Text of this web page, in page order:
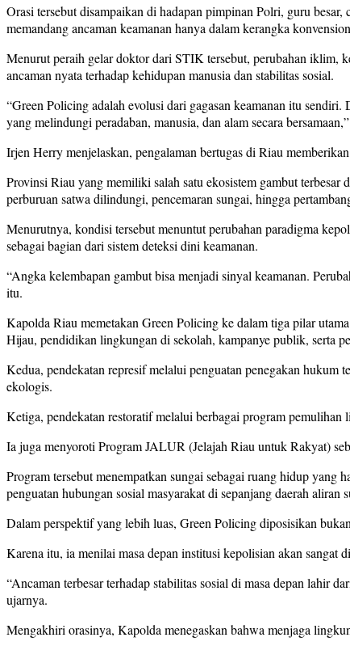
Orasi tersebut disampaikan di hadapan pimpinan Polri, guru
memandang ancaman keamanan hanya dalam kerangka
Menurut peraih gelar doktor dari STIK tersebut, perubahan iklim,
ancaman nyata terhadap kehidupan manusia dan stabilitas sosial.
“Green Policing adalah evolusi dari gagasan keamanan itu
yang melindungi peradaban, manusia, dan alam secara
Irjen Herry menjelaskan, pengalaman bertugas di Riau
Provinsi Riau yang memiliki salah satu ekosistem gambut
perburuan satwa dilindungi, pencemaran sungai, hingga
Menurutnya, kondisi tersebut menuntut perubahan paradigma
sebagai bagian dari sistem deteksi dini keamanan.
“Angka kelembapan gambut bisa menjadi sinyal keamanan.
itu.
Kapolda Riau memetakan Green Policing ke dalam tiga pilar
Hijau, pendidikan lingkungan di sekolah, kampanye publik, serta
Kedua, pendekatan represif melalui penguatan penegakan hukum
ekologis.
Ketiga, pendekatan restoratif melalui berbagai program
Ia juga menyoroti Program JALUR (Jelajah Riau untuk Rakyat)
Program tersebut menempatkan sungai sebagai ruang hidup yang
penguatan hubungan sosial masyarakat di sepanjang daerah aliran
Dalam perspektif yang lebih luas, Green Policing diposisikan
Karena itu, ia menilai masa depan institusi kepolisian akan sangat
“Ancaman terbesar terhadap stabilitas sosial di masa depan lahir
ujarnya.
Mengakhiri orasinya, Kapolda menegaskan bahwa menjaga